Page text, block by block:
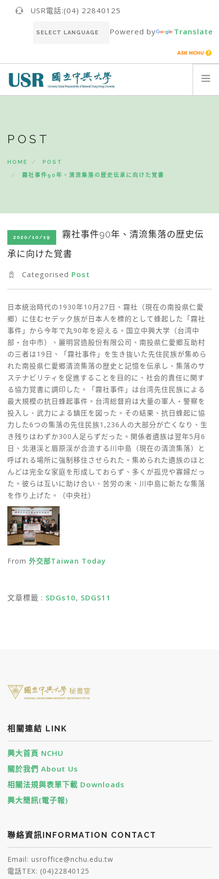
USR電話:(04) 22840125
Powered by Translate
USR團隊USR TEAM
推動成果RESULT
永續報告書SUSTAINABILITY REPORT
POST
HOME POST
霧社事件90年、清流集落の歴史伝承に向けた覚書
2020/10/19
霧社事件90年、清流集落の歴史伝
承に向けた覚書
Categorised Post
日本統治時代の1930年10月27日、霧社（現在の南投県仁愛
郷）に住むセデック族が日本人を標的として蜂起した「霧社
事件」から今年で丸90年を迎える。国立中興大学（台湾中
部・台中市）、麗明営造股份有限公司、南投県仁愛郷互助村
の三者は19日、「霧社事件」を生き抜いた先住民族が集めら
れた南投県仁愛郷清流集落の歴史と記憶を伝承し、集落のサ
ステナビリティを促進することを目的に、社会的責任に関す
る協力覚書に調印した。「霧社事件」は台湾先住民族による
最大規模の抗日蜂起事件。台湾総督府は大量の軍人・警察を
投入し、武力による鎮圧を図った。その結果、抗日蜂起に協
力した6つの集落の先住民族1,236人の大部分が亡くなり、生
き残りはわずか300人足らずだった。関係者遺族は翌年5月6
日、北港渓と眉原渓が合流する川中島（現在の清流集落）と
呼ばれる場所に強制移住させられた。集められた遺族のほと
んどは完全な家庭を形成しておらず、多くが孤児や寡婦だっ
た。彼らは互いに助け合い、苦労の末、川中島に新たな集落
を作り上げた。（中央社）
From 外交部Taiwan Today
文章標籤 : SDGs10, SDGS11
相關連結 LINK
興大首頁 NCHU
關於我們 About Us
相關法規與表單下載 Downloads
興大簡訊(電子報)
聯絡資訊INFORMATION CONTACT
Email: usroffice@nchu.edu.tw
電話TEX: (04)22840125